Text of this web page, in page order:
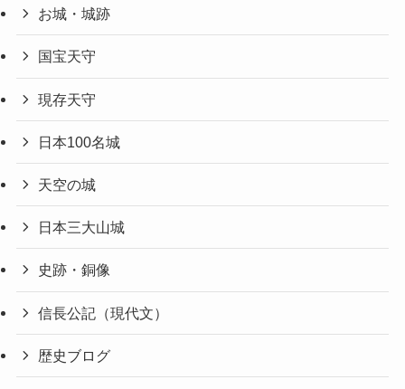
お城・城跡
国宝天守
現存天守
日本100名城
天空の城
日本三大山城
史跡・銅像
信長公記（現代文）
歴史ブログ